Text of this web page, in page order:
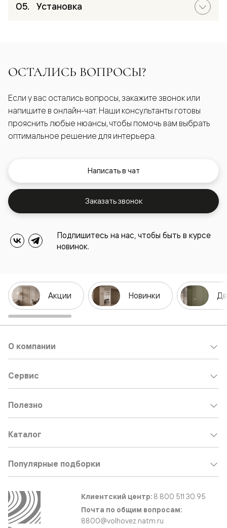
Установка
ОСТАЛИСЬ ВОПРОСЫ?
Если у вас остались вопросы, закажите звонок или
напишите в онлайн-чат. Наши консультанты готовы
прояснить любые нюансы, чтобы помочь вам выбрать
оптимальное решение для интерьера.
Написать в чат
Заказать звонок
Подпишитесь на нас, чтобы быть в курсе
новинок.
Акции Новинки
О компании
Сервис
Полезно
Каталог
Популярные подборки
Клиентский центр: 8 800 511 30 95
Почта по общим вопросам:
8800@volhovez.natm.ru